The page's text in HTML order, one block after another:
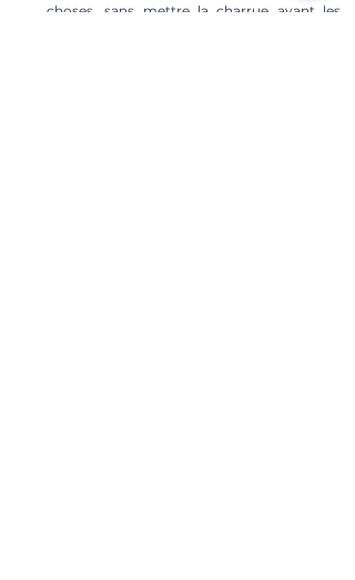
choses, sans mettre la charrue avant les